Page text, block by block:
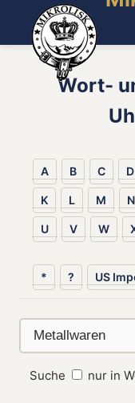
Wort-
A B C D
K L M N
U V W
* ? US
Suche nur in